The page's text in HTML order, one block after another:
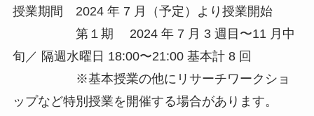
授業期間 2024 年 7 月（予定）より授業開始
第１期 2024 年 7 月 3 週目〜11 月中
旬／ 隔週水曜日 18:00〜21:00 基本計 8 回
※基本授業の他にリサーチワークショ
ップなど特別授業を開催する場合があります。